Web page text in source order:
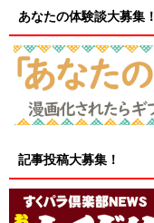
あなたの体験談大募集！
記事投稿大募集！